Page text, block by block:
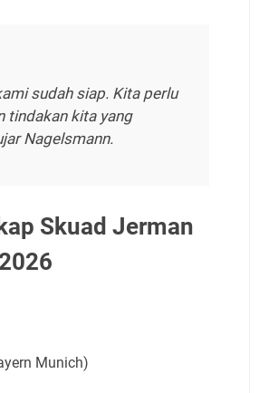
sudah siap. Kita perlu
tindakan kita yang
Nagelsmann.
Skuad Jerman
Munich)